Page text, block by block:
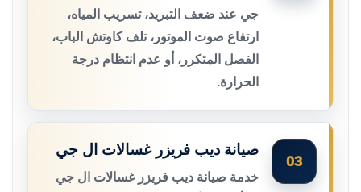
جي عند ضعف التبريد، تسريب المياه،
ارتفاع صوت الموتور، تلف كاوتش الباب،
الفصل المتكرر، أو عدم انتظام درجة
الحرارة.
03
صيانة ديب فريزر غسالات ال جي
خدمة صيانة ديب فريزر غسالات ال جي